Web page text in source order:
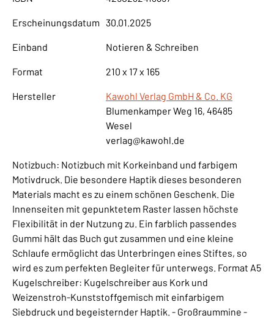
Erscheinungsdatum 30.01.2025
Einband Notieren & Schreiben
Format 210 x 17 x 165
Hersteller
Kawohl Verlag GmbH & Co. KG
Blumenkamper Weg 16, 46485
Wesel
verlag@kawohl.de
Notizbuch: Notizbuch mit Korkeinband und farbigem
Motivdruck. Die besondere Haptik dieses besonderen
Materials macht es zu einem schönen Geschenk. Die
Innenseiten mit gepunktetem Raster lassen höchste
Flexibilität in der Nutzung zu. Ein farblich passendes
Gummi hält das Buch gut zusammen und eine kleine
Schlaufe ermöglicht das Unterbringen eines Stiftes, so
wird es zum perfekten Begleiter für unterwegs. Format A5
Kugelschreiber: Kugelschreiber aus Kork und
Weizenstroh-Kunststoffgemisch mit einfarbigem
Siebdruck und begeisternder Haptik. - Großraummine -